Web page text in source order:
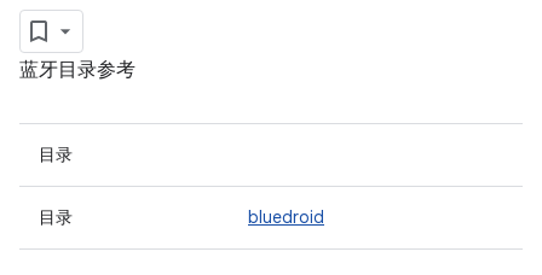
蓝牙目录参考
目录
目录 bluedroid